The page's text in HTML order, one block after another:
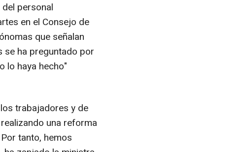
personal
en el Consejo de
que señalan
se ha preguntado por
lo haya hecho"
trabajadores y de
una reforma
tanto, hemos